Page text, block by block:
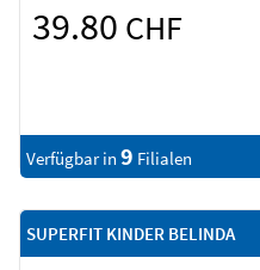
39.80 CHF
Verfügbar in 9 Filialen
SUPERFIT KINDER BELINDA